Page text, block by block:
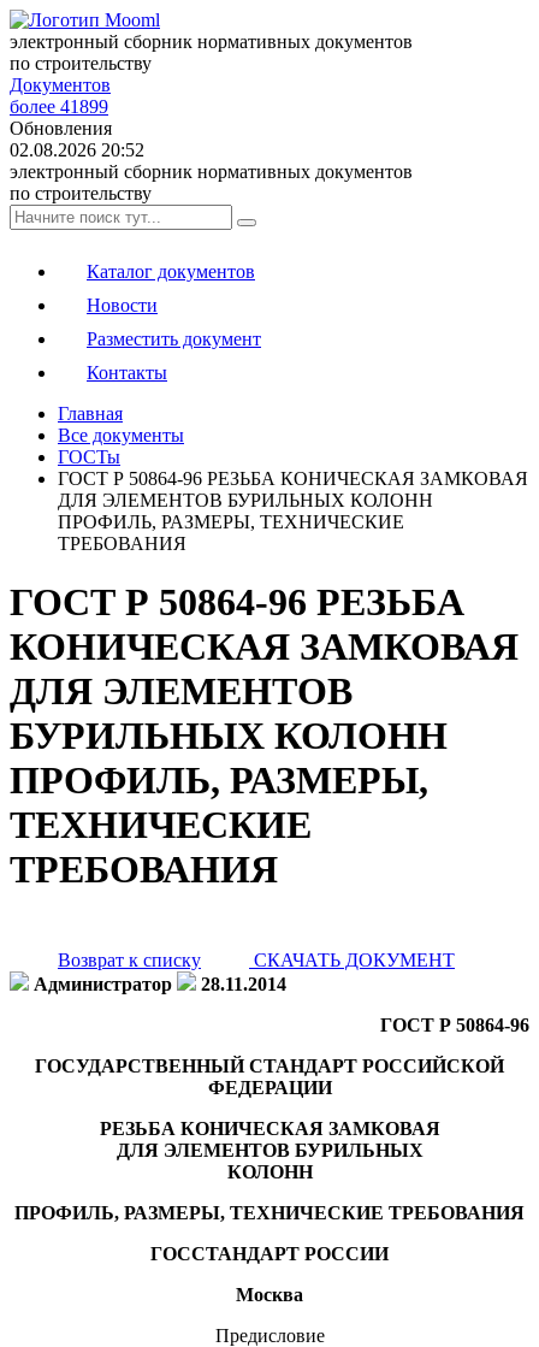
электронный сборник нормативных документов
по строительству
Документов
более 41899
Обновления
02.08.2026 20:52
электронный сборник нормативных документов
по строительству
Каталог документов
Новости
Разместить документ
Контакты
Главная
Все документы
ГОСТы
ГОСТ Р 50864-96 РЕЗЬБА КОНИЧЕСКАЯ ЗАМКОВАЯ
ДЛЯ ЭЛЕМЕНТОВ БУРИЛЬНЫХ КОЛОНН
ПРОФИЛЬ, РАЗМЕРЫ, ТЕХНИЧЕСКИЕ
ТРЕБОВАНИЯ
ГОСТ Р 50864-96 РЕЗЬБА
КОНИЧЕСКАЯ ЗАМКОВАЯ
ДЛЯ ЭЛЕМЕНТОВ
БУРИЛЬНЫХ КОЛОНН
ПРОФИЛЬ, РАЗМЕРЫ,
ТЕХНИЧЕСКИЕ
ТРЕБОВАНИЯ
Возврат к списку
СКАЧАТЬ ДОКУМЕНТ
Администратор
28.11.2014
ГОСТ Р 50864-96
ГОСУДАРСТВЕННЫЙ СТАНДАРТ РОССИЙСКОЙ
ФЕДЕРАЦИИ
РЕЗЬБА КОНИЧЕСКАЯ ЗАМКОВАЯ
ДЛЯ ЭЛЕМЕНТОВ БУРИЛЬНЫХ
КОЛОНН
ПРОФИЛЬ, РАЗМЕРЫ, ТЕХНИЧЕСКИЕ ТРЕБОВАНИЯ
ГОССТАНДАРТ РОССИИ
Москва
Предисловие